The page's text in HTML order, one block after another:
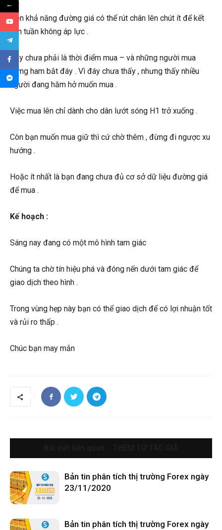
Nên khả năng đường giá có thể rút chân lên chút ít để kết
nến tuần không áp lực .
Đây chưa phải là thời điểm mua – và những người mua
đừng ham bắt đáy . Vì đáy chưa thấy , nhưng thấy nhiều
người đang hăm hở muốn mua .
Việc mua lên chỉ dành cho dân lướt sóng H1 trở xuống .
Còn bạn muốn mua giữ thì cứ chờ thêm , đừng đi ngược xu
hướng .
Hoặc ít nhất là bạn đang chưa đủ cơ sở dữ liệu đường giá
để mua .
Kế hoạch :
Sáng nay đang có một mô hình tam giác
Chúng ta chờ tín hiệu phá và đóng nến dưới tam giác để
giao dịch theo hình .
Trong vùng hẹp này bạn có thể giao dịch để có lợi nhuận tốt
và rủi ro thấp .
Chúc bạn may mắn
Bản tin phân tích thị trường Forex ngày
23/11/2020
Bản tin phân tích thị trường Forex ngày
←